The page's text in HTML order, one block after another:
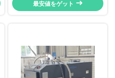
システム
最安値をゲット